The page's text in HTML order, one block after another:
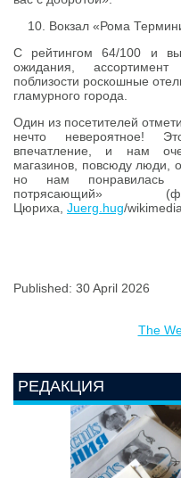
Вокзал «Рома
С рейтингом 64/100 и
ожидания,
поблизости роскошные
гламурного города.
Один из посетителей
нечто невероятное!
впечатление, и нам
магазинов, повсюду люди,
но нам понравилась
потрясающий»
Цюриха, Juerg.hug/
Published: 30 April 2026
The
РЕДАКЦИЯ